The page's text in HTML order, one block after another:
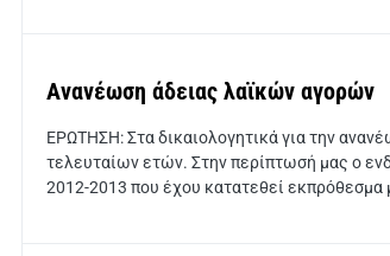
Ανανέωση άδειας λαϊκών αγορών
ΕΡΩΤΗΣΗ: Στα δικαιολογητικά για την
τελευταίων ετών. Στην περίπτωσή μας ο
2012-2013 που έχου κατατεθεί εκπρόθεσμα